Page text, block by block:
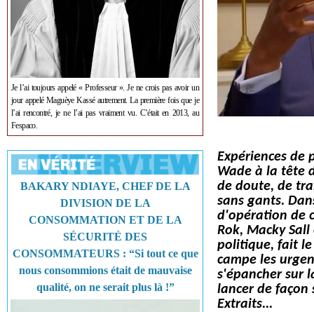
Je l’ai toujours appelé « Professeur ». Je ne crois pas avoir un
jour appelé Maguèye Kassé autrement. La première fois que je
l’ai rencontré, je ne l’ai pas vraiment vu. C’était en 2013, au
Fespaco.
BAKARY NDIAYE, CHEF DE LA
DIVISION DE LA
CONSOMMATION ET DE LA
SÉCURITÉ DES
CONSOMMATEURS : “Si tout ce que
nous consommions était de mauvaise
qualité, on ne serait plus là !”
Expériences de
Wade à la tête
de doute, de
sans gants.
d'opération de
Rok, Macky
politique, fait
campe les
s'épancher sur
lancer de façon
Extraits...